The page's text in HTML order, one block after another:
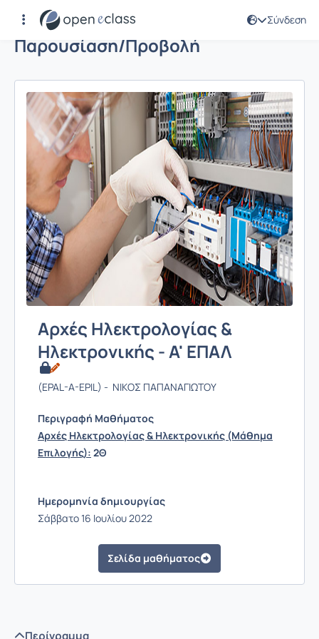
Σύνδεση
Παρουσίαση/Προβολή
Αρχές Ηλεκτρολογίας &
Ηλεκτρονικής - Α' ΕΠΑΛ
(EPAL-A-EPIL) - ΝΙΚΟΣ ΠΑΠΑΝΑΓΙΩΤΟΥ
Περιγραφή Μαθήματος
Αρχές Ηλεκτρολογίας & Ηλεκτρονικής (Μάθημα
Επιλογής): 2Θ
Ημερομηνία δημιουργίας
Σάββατο 16 Ιουλίου 2022
Σελίδα μαθήματος
Περίγραμμα